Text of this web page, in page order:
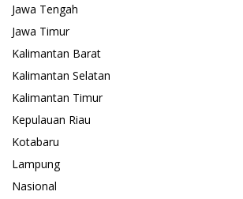
Jawa Tengah
Jawa Timur
Kalimantan Barat
Kalimantan Selatan
Kalimantan Timur
Kepulauan Riau
Kotabaru
Lampung
Nasional